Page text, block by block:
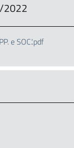
2022
e SOC.'.pdf